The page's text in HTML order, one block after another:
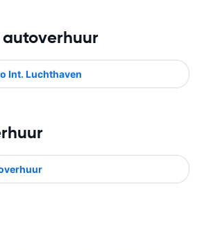
Int. Luchthaven